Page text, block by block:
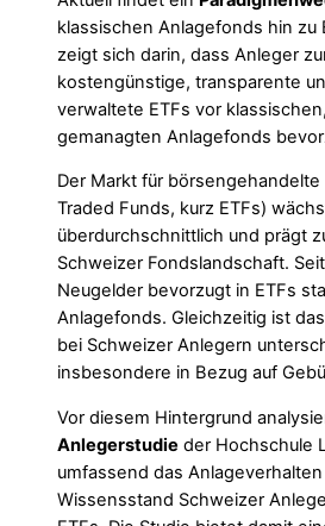
klassischen Anlagefonds hin zu
zeigt sich darin, dass Anleger
kostengünstige, transparente
verwaltete ETFs vor
gemanagten Anlagefonds
Der Markt für
Traded Funds, kurz ETFs)
überdurchschnittlich und prägt
Schweizer Fondslandschaft.
Neugelder bevorzugt in ETFs
Anlagefonds. Gleichzeitig ist
bei Schweizer Anlegern
insbesondere in Bezug auf
Vor diesem Hintergrund
Anlegerstudie der Hochschule
umfassend das
Wissensstand Schweizer